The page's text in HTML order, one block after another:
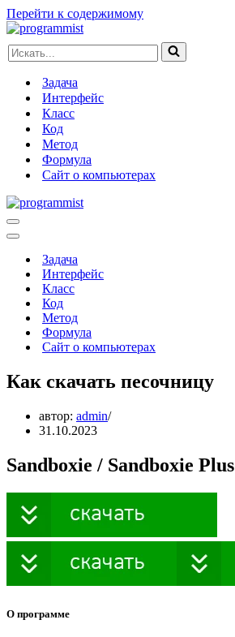
Перейти к содержимому
Искать...
Задача
Интерфейс
Класс
Код
Метод
Формула
Сайт о компьютерах
Меню
навигации
Меню
навигацииЗадача
Интерфейс
Класс
Код
Метод
Формула
Сайт о компьютерах
Как скачать песочницу
автор: admin
31.10.2023
Sandboxie / Sandboxie Plus
О программе